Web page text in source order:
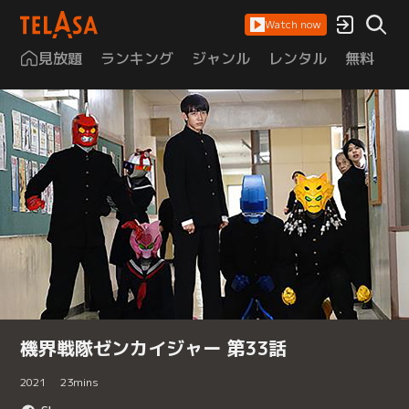
Watch now
見放題 ランキング ジャンル レンタル 無料
機界戦隊ゼンカイジャー 第33話
2021 23mins